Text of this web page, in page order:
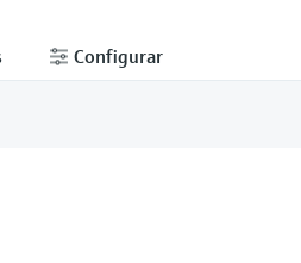
Configurar